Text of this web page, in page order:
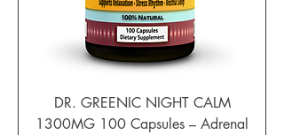
DR. GREENIC NIGHT CALM
1300MG 100 Capsules – Adrenal